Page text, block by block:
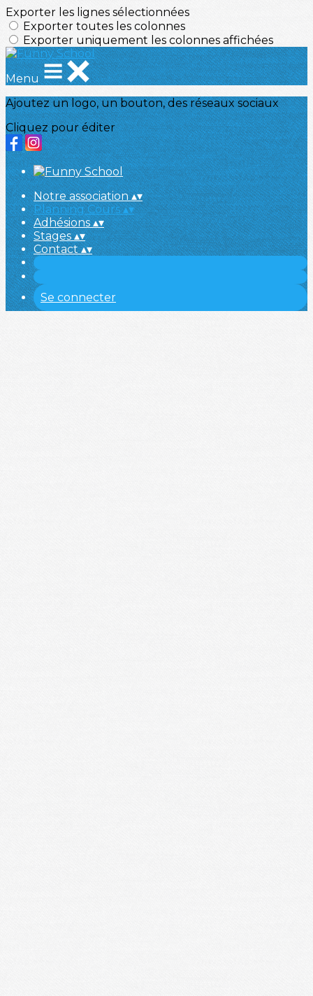
Exporter les lignes sélectionnées
Exporter toutes les colonnes
Exporter uniquement les colonnes affichées
Menu
Ajoutez un logo, un bouton, des réseaux sociaux
Cliquez pour éditer
Notre association▴▾
Planning Cours▴▾
Adhésions▴▾
Stages▴▾
Contact▴▾
Se connecter